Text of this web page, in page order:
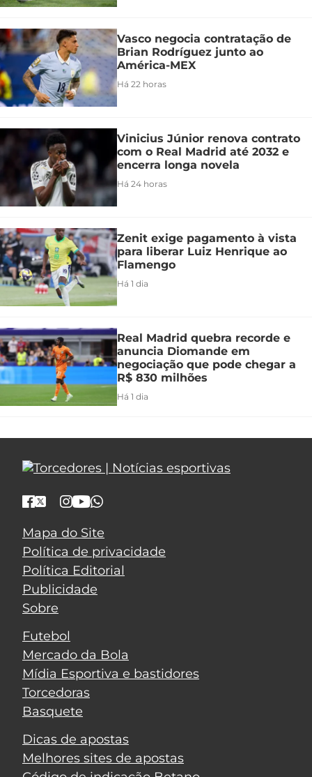
Vasco negocia contratação de
Brian Rodríguez junto ao
América-MEX
Há 22 horas
Vinicius Júnior renova contrato
com o Real Madrid até 2032 e
encerra longa novela
Há 24 horas
Zenit exige pagamento à vista
para liberar Luiz Henrique ao
Flamengo
Há 1 dia
Real Madrid quebra recorde e
anuncia Diomande em
negociação que pode chegar a
R$ 830 milhões
Há 1 dia
Mapa do Site
Política de privacidade
Política Editorial
Publicidade
Sobre
Futebol
Mercado da Bola
Mídia Esportiva e bastidores
Torcedoras
Basquete
Dicas de apostas
Melhores sites de apostas